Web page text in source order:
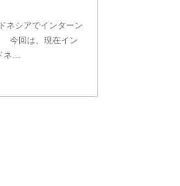
ネシアでインターン
今回は、現在イン
ネ…